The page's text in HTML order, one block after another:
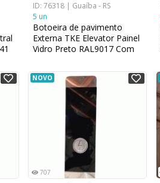
ID: 76318 | Guaíba - RS
5 un
Botoeira de pavimento
Externa TKE Elevator Painel
Vidro Preto RAL9017 Com
Botão Sobe/Desce
NOVO
707